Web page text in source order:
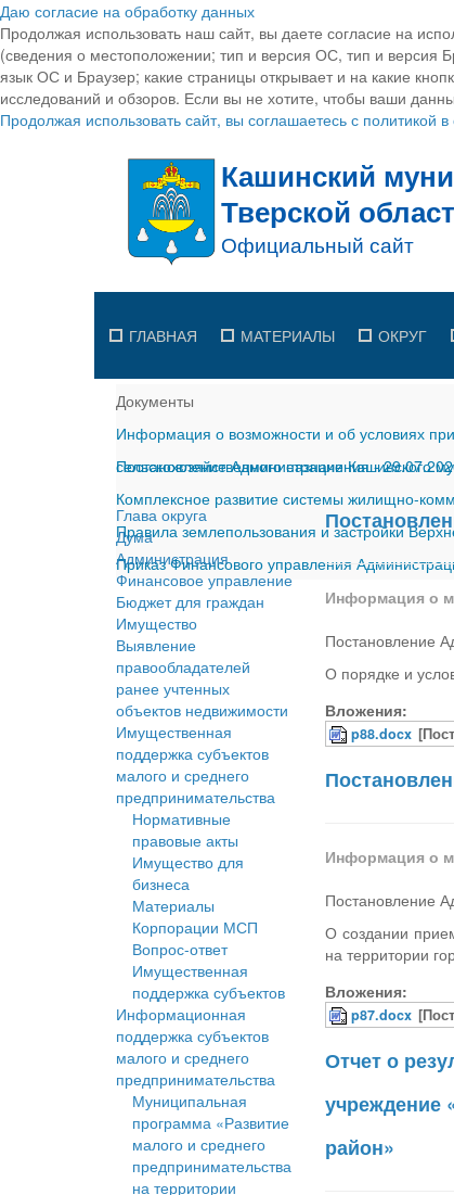
Даю согласие на обработку данных
Продолжая использовать наш сайт, вы даете согласие на
(сведения о местоположении; тип и версия ОС, тип и версия
язык ОС и Браузер; какие страницы открывает и на какие
исследований и обзоров. Если вы не хотите, чтобы ваши
Продолжая использовать сайт, вы соглашаетесь с политикой
ГЛАВНАЯ МАТЕРИАЛЫ ОКРУГ
Документы
Информация о возможности и об условиях
сельскохозяйственного назначения-
Постановление Администрации Кашинского
Комплексное развитие системы жилищно-
Правила землепользования и застройки
Приказ Финансового управления
Глава округа
Дума
Администрация
Финансовое управление
Бюджет для граждан
Имущество
Выявление
правообладателей
ранее учтенных
объектов недвижимости
Имущественная
поддержка субъектов
малого и среднего
предпринимательства
Нормативные
правовые акты
Имущество для
бизнеса
Материалы
Корпорации МСП
Вопрос-ответ
Имущественная
поддержка субъектов
Информационная
поддержка субъектов
малого и среднего
предпринимательства
Муниципальная
программа «Развитие
малого и среднего
предпринимательства
на территории
Информация о
Постановление
О порядке и
Вложения:
p88.docx
Информация о
Постановление
О создании
на территории
Вложения:
p87.docx
Отчет о
учреждение
район»